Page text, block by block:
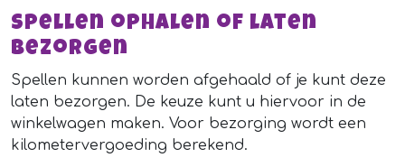
Spellen ophalen of laten
bezorgen
Spellen kunnen worden afgehaald of je kunt deze
laten bezorgen. De keuze kunt u hiervoor in de
winkelwagen maken. Voor bezorging wordt een
kilometervergoeding berekend.